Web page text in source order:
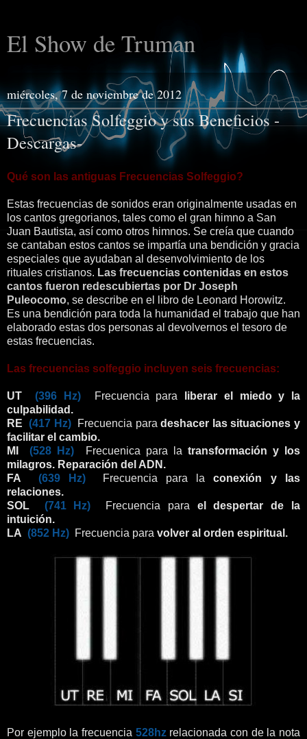
El Show de Truman
miércoles, 7 de noviembre de 2012
Frecuencias Solfeggio y sus Beneficios -
Descargas-
Qué son las antiguas Frecuencias Solfeggio?
Estas frecuencias de sonidos eran originalmente usadas en
los cantos gregorianos, tales como el gran himno a San
Juan Bautista, así como otros himnos. Se creía que cuando
se cantaban estos cantos se impartía una bendición y gracia
especiales que ayudaban al desenvolvimiento de los
rituales cristianos. Las frecuencias contenidas en estos
cantos fueron redescubiertas por Dr Joseph
Puleocomo, se describe en el libro de Leonard Horowitz.
Es una bendición para toda la humanidad el trabajo que han
elaborado estas dos personas al devolvernos el tesoro de
estas frecuencias.
Las frecuencias solfeggio incluyen seis frecuencias:
UT (396 Hz) Frecuencia para liberar el miedo y la
culpabilidad.
RE
(417 Hz) Frecuencia para deshacer las situaciones y
facilitar el cambio.
MI
(528 Hz) Frecuenica para la transformación y los
milagros. Reparación del ADN.
FA
(639 Hz) Frecuencia para la conexión y las
relaciones.
SOL
(741 Hz) Frecuencia para el despertar de la
intuición.
LA (852 Hz) Frecuencia para volver al orden espiritual.
Por ejemplo la frecuencia 528hz relacionada con de la nota